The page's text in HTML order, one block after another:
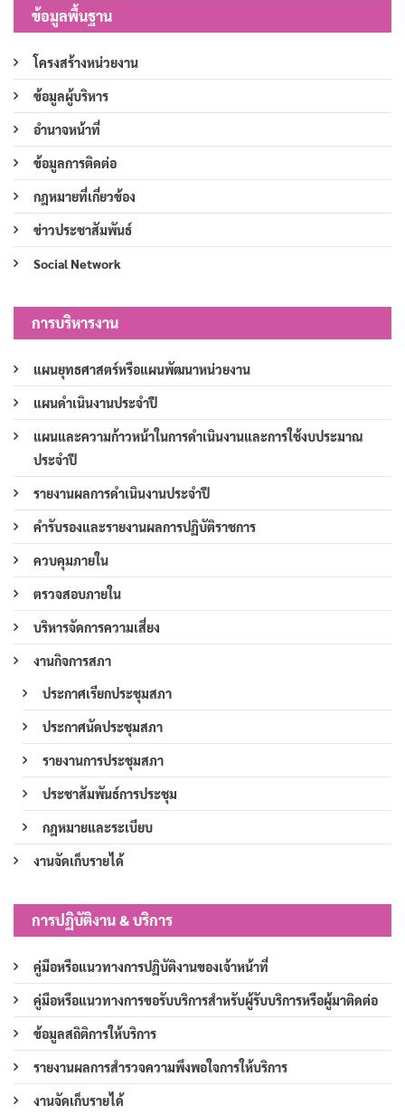
ข้อมูลพื้นฐาน
โครงสร้างหน่วยงาน
ข้อมูลผู้บริหาร
อำนาจหน้าที่
ข้อมูลการติดต่อ
กฎหมายที่เกี่ยวข้อง
ข่าวประชาสัมพันธ์
Social Network
การบริหารงาน
แผนยุทธศาสตร์หรือแผนพัฒนาหน่วยงาน
แผนดำเนินงานประจำปี
แผนและความก้าวหน้าในการดำเนินงานและการใช้งบประมาณ
ประจำปี
รายงานผลการดำเนินงานประจำปี
คำรับรองและรายงานผลการปฏิบัติราชการ
ควบคุมภายใน
ตรวจสอบภายใน
บริหารจัดการความเสี่ยง
งานกิจการสภา
ประกาศเรียกประชุมสภา
ประกาศนัดประชุมสภา
รายงานการประชุมสภา
ประชาสัมพันธ์การประชุม
กฎหมายและระเบียบ
งานจัดเก็บรายได้
การปฏิบัติงาน & บริการ
คู่มือหรือแนวทางการปฏิบัติงานของเจ้าหน้าที่
คู่มือหรือแนวทางการขอรับบริการสำหรับผู้รับบริการหรือผู้มาติดต่อ
ข้อมูลสถิติการให้บริการ
รายงานผลการสำรวจความพึงพอใจการให้บริการ
งานจัดเก็บรายได้